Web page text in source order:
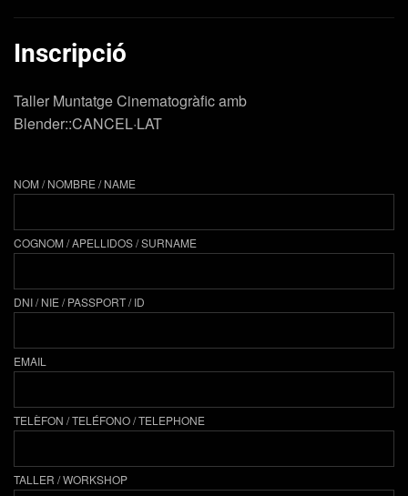
Inscripció
Taller Muntatge Cinematogràfic amb
Blender::CANCEL·LAT
NOM / NOMBRE / NAME
COGNOM / APELLIDOS / SURNAME
DNI / NIE / PASSPORT / ID
EMAIL
TELÈFON / TELÉFONO / TELEPHONE
TALLER / WORKSHOP